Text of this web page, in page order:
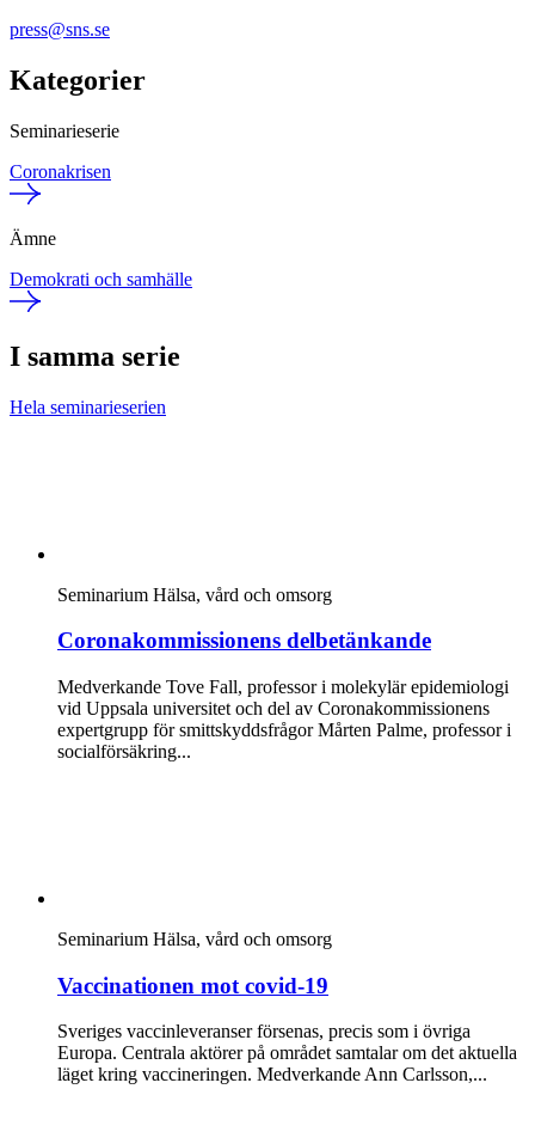
press@sns.se
Kategorier
Seminarieserie
Coronakrisen
Ämne
Demokrati och samhälle
I samma serie
Hela seminarieserien
Seminarium Hälsa, vård och omsorg
Coronakommissionens delbetänkande
Medverkande Tove Fall, professor i molekylär epidemiologi
vid Uppsala universitet och del av Coronakommissionens
expertgrupp för smittskyddsfrågor Mårten Palme, professor i
socialförsäkring...
Seminarium Hälsa, vård och omsorg
Vaccinationen mot covid-19
Sveriges vaccinleveranser försenas, precis som i övriga
Europa. Centrala aktörer på området samtalar om det aktuella
läget kring vaccineringen. Medverkande Ann Carlsson,...